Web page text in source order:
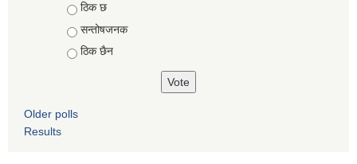
Choices
ठिक छ
सन्तोषजनक
ठिक छैन
Older polls
Results